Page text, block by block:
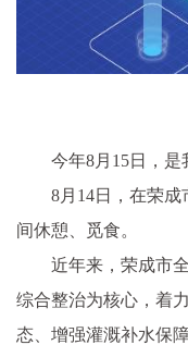
今年8月15日，是
8月14日，在荣
间休憩、觅食。
近年来，荣成市
综合整治为核心，着
态、增强灌溉补水保障